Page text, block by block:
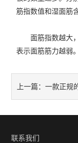
筋指数值和湿面筋
面筋指数越大，
表示面筋筋力越弱。
上一篇：一款正规
联系我们